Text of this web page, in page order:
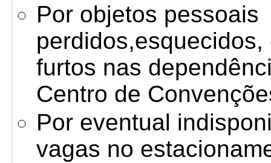
Por objetos pessoais
furtos nas
Centro de
Por eventual
vagas no